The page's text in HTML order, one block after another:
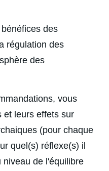
des
régulation des
des
vous
et leurs effets sur
(pour chaque
quel(s) réflexe(s) il
niveau de l'équilibre